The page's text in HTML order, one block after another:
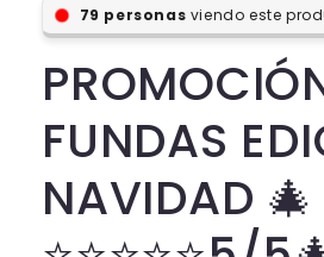
personasviendo este
FUNDAS
NAVIDAD 🎄